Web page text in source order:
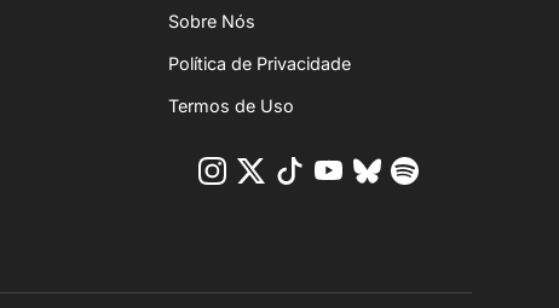
Sobre Nós
Política de Privacidade
Termos de Uso